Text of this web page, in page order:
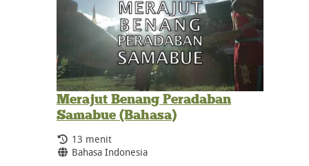
Merajut Benang Peradaban
Samabue (Bahasa)
Durasi:
13 menit
Bahasa:
Bahasa Indonesia